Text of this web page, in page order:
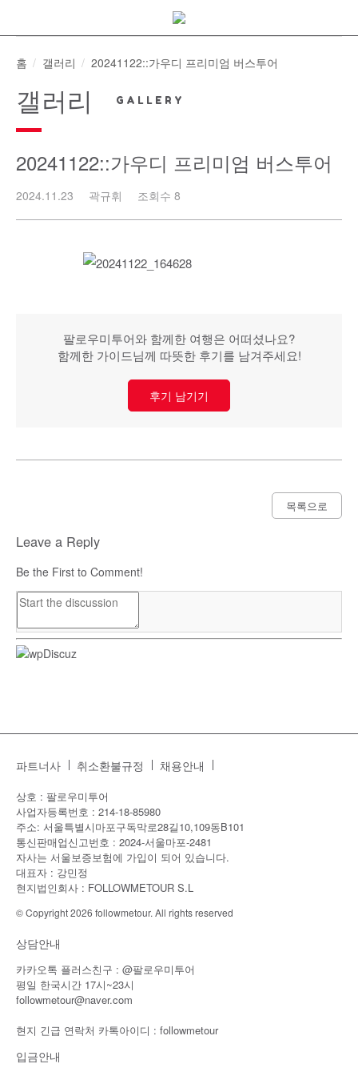
content
홈
갤러리 20241122::가우디 프리미엄 버스투어
갤러리
20241122::가우디 프리미엄 버스투어
2024.11.23 곽규휘 조회수 8
팔로우미투어와 함께한 여행은 어떠셨나요?
함께한 가이드님께 따뜻한 후기를 남겨주세요!
후기 남기기
목록으로
Leave a Reply
Be the First to Comment!
파트너사 취소환불규정 채용안내
상호 : 팔로우미투어
사업자등록번호 : 214-18-85980
주소: 서울특별시마포구독막로28길10,109동B101
통신판매업신고번호 : 2024-서울마포-2481
자사는 서울보증보험에 가입이 되어 있습니다.
대표자 : 강민정
현지법인회사 : FOLLOWMETOUR S.L
© Copyright 2026 followmetour. All rights reserved
상담안내
카카오톡 플러스친구 : @팔로우미투어
평일 한국시간 17시~23시
followmetour@naver.com
현지 긴급 연락처 카톡아이디 : followmetour
입금안내